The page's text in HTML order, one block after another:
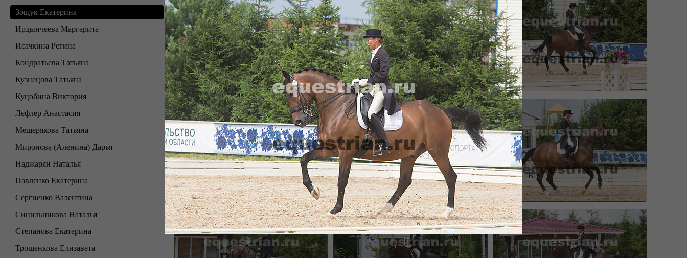
Зощук Екатерина
Ирдынчеева Маргарита
Исачкина Регина
Кондратьева Татьяна
Кузнецова Татьяна
Куцобина Виктория
Лефлер Анастасия
Мещерякова Татьяна
Миронова (Аленина) Дарья
Наджарян Наталья
Павленко Екатерина
Сергиенко Валентина
Синильникова Наталья
Степанова Екатерина
Трощенкова Елизавета